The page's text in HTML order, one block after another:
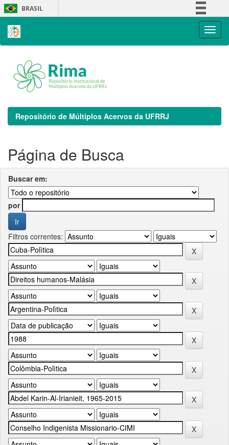
Skip
navigation
BRASIL
Repositório de Múltiplos Acervos da UFRRJ
Página de Busca
Buscar em:
por
Filtros correntes: